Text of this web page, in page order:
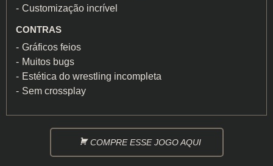
Customização incrível
CONTRAS
Gráficos feios
Muitos bugs
Estética do wrestling incompleta
Sem crossplay
COMPRE ESSE JOGO AQUI